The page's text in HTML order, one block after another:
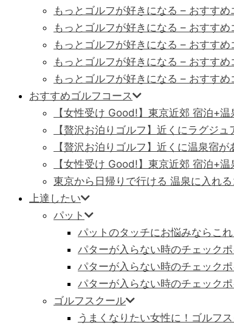
もっとゴルフが好きになる – おすす
もっとゴルフが好きになる – おすす
もっとゴルフが好きになる – おすす
もっとゴルフが好きになる – おすす
もっとゴルフが好きになる – おすす
おすすめゴルフコース
【女性受け Good!】東京近郊 宿泊+
【贅沢お泊りゴルフ】近くにラグジ
【贅沢お泊りゴルフ】近くに温泉宿
【女性受け Good!】東京近郊 宿泊+
東京から日帰りで行ける 温泉に入れ
上達したい
パット
パットのタッチにお悩みならこ
パターが入らない時のチェッ
パターが入らない時のチェック
パターが入らない時のチェック
ゴルフスクール
うまくなりたい女性に！ゴルフ